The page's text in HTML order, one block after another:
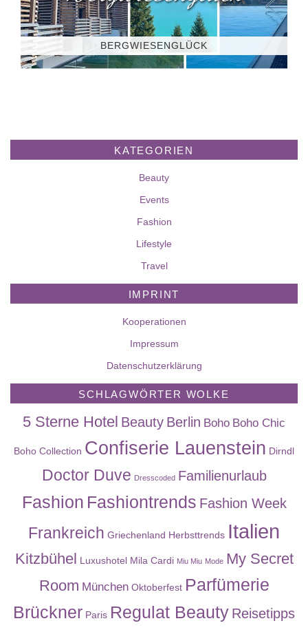
BERGWIESENGLÜCK
KATEGORIEN
Beauty
Events
Fashion
Lifestyle
Travel
IMPRINT
Kooperationen
Impressum
Datenschutzerklärung
SCHLAGWÖRTER WOLKE
5 Sterne Hotel Beauty Berlin Boho Boho Chic
Boho Collection Confiserie Lauenstein Dirndl
Doctor Duve Dresscoded Familienurlaub
Fashion Fashiontrends Fashion Week
Frankreich Griechenland Herbsttrends Italien
Kitzbühel Luxushotel Mila Cardi Miu Miu Mode My Secret
Room München Oktoberfest Parfümerie
Brückner Paris Regulat Beauty Reisetipps